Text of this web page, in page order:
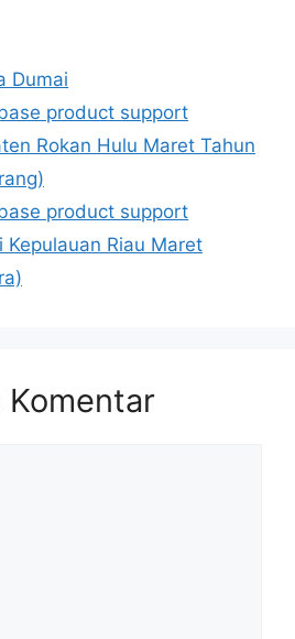
Dumai
product support
Rokan Hulu Maret Tahun
product support
Kepulauan Riau Maret